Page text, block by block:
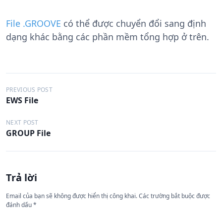
File .GROOVE có thể được chuyển đổi sang định
dạng khác bằng các phần mềm tổng hợp ở trên.
Đ
i
ề
u
h
ớ
n
PREVIOUS POST
EWS File
NEXT POST
GROUP File
Trả lời
Email của bạn sẽ không được hiển thị công khai.Các trường bắt buộc được
đánh dấu*